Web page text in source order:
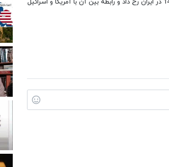
در این ویدئو تحلیل برخی از کارشناسان و چهره‌های برجسته بین المللی را درباره اغتشاشاتی که در دی ماه 1404 در ایران رخ داد و رابطه بین آن با آمریکا و اسرائیل